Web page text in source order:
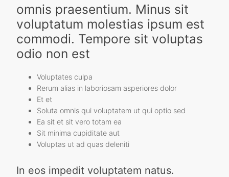
omnis praesentium. Minus sit
voluptatum molestias ipsum est
commodi. Tempore sit voluptas
odio non est
Voluptates culpa
Rerum alias in laboriosam asperiores dolor
Et et
Soluta omnis qui voluptatem ut qui optio sed
Ea sit et sit vero totam ea
Sit minima cupiditate aut
Voluptas ut ad quas deleniti
In eos impedit voluptatem natus.